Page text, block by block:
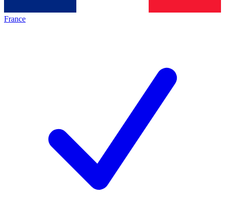
France